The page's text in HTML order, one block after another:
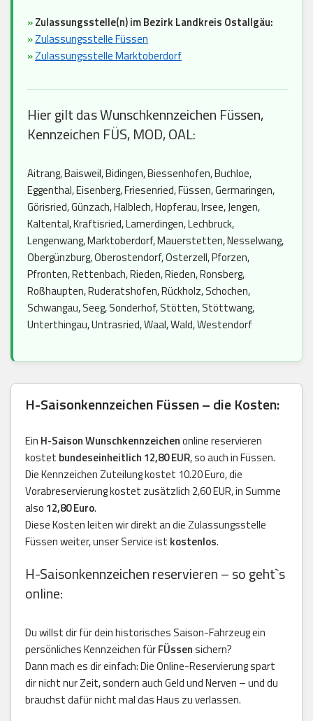
»Zulassungsstelle(n) im Bezirk Landkreis Ostallgäu:
»Zulassungsstelle Füssen
»Zulassungsstelle Marktoberdorf
Hier gilt das Wunschkennzeichen Füssen,
Kennzeichen FÜS, MOD, OAL:
Aitrang, Baisweil, Bidingen, Biessenhofen, Buchloe,
Eggenthal, Eisenberg, Friesenried, Füssen, Germaringen,
Görisried, Günzach, Halblech, Hopferau, Irsee, Jengen,
Kaltental, Kraftisried, Lamerdingen, Lechbruck,
Lengenwang, Marktoberdorf, Mauerstetten, Nesselwang,
Obergünzburg, Oberostendorf, Osterzell, Pforzen,
Pfronten, Rettenbach, Rieden, Rieden, Ronsberg,
Roßhaupten, Ruderatshofen, Rückholz, Schochen,
Schwangau, Seeg, Sonderhof, Stötten, Stöttwang,
Unterthingau, Untrasried, Waal, Wald, Westendorf
H-Saisonkennzeichen Füssen – die Kosten:
Ein H-Saison Wunschkennzeichenonline reservieren
kostet bundeseinheitlich 12,80 EUR, so auch in Füssen.
Die Kennzeichen Zuteilung kostet 10.20 Euro, die
Vorabreservierung kostet zusätzlich 2,60 EUR, in Summe
also 12,80 Euro.
Diese Kosten leiten wir direkt an die Zulassungsstelle
Füssen weiter, unser Service ist kostenlos.
H-Saisonkennzeichen reservieren – so geht`s
online:
Du willst dir für dein historisches Saison-Fahrzeug ein
persönliches Kennzeichen fürFÜssensichern?
Dann mach es dir einfach: Die Online-Reservierung spart
dir nicht nur Zeit, sondern auch Geld und Nerven – und du
brauchst dafür nicht mal das Haus zu verlassen.